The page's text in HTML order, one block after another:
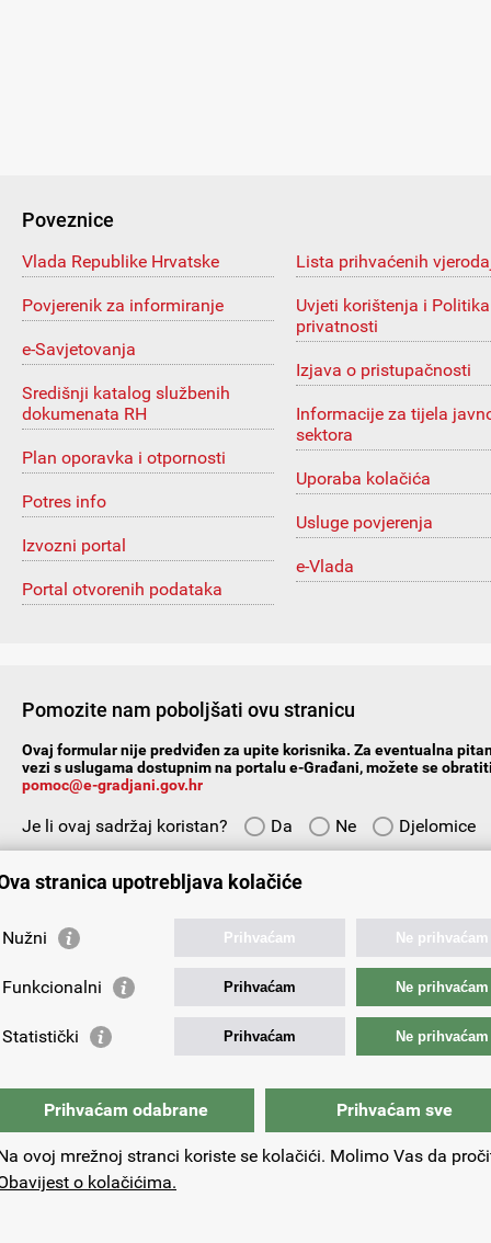
Poveznice
Vlada Republike Hrvatske
Povjerenik za informiranje
e-Savjetovanja
Središnji katalog službenih
dokumenata RH
Plan oporavka i otpornosti
Potres info
Izvozni portal
Portal otvorenih podataka
Lista prihvaćenih
Uvjeti korištenja i Politika
privatnosti
Izjava o pristupačnosti
Informacije za tijela
sektora
Uporaba kolačića
Usluge povjerenja
e-Vlada
Pomozite nam poboljšati ovu stranicu
Ovaj formular nije predviđen za upite korisnika. Za eventualna
vezi s uslugama dostupnim na portalu e-Građani, možete se
pomoc@e-gradjani.gov.hr
Je li ovaj sadržaj koristan? Da Ne
Djelomice
Vaša e-adresa:
stranica upotrebljava kolačiće
Nužni Prihvaćam Ne prihvaćam
Funkcionalni Prihvaćam Ne prihvaćam
Statistički Prihvaćam Ne prihvaćam
Prihvaćam odabrane Prihvaćam sve
ovoj mrežnoj stranci koriste se kolačići. Molimo Vas da
o kolačićima.